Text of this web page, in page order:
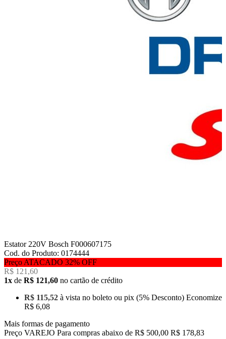
Estator 220V Bosch F000607175
Cod. do Produto: 0174444
Preço ATACADO 32% OFF
R$ 121,60
1x de R$ 121,60 no cartão de crédito
R$ 115,52 à vista no boleto ou pix (5% Desconto) Economize
R$ 6,08
Mais formas de pagamento
Preço VAREJO Para compras abaixo de R$ 500,00 R$ 178,83